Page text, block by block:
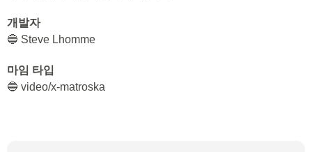
개발자
🔵 Steve Lhomme
마임 타입
🔵 video/x-matroska